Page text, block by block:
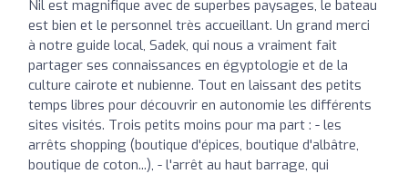
Nil est magnifique avec de superbes paysages, le bateau
est bien et le personnel très accueillant. Un grand merci
à notre guide local, Sadek, qui nous a vraiment fait
partager ses connaissances en égyptologie et de la
culture cairote et nubienne. Tout en laissant des petits
temps libres pour découvrir en autonomie les différents
sites visités. Trois petits moins pour ma part : - les
arrêts shopping (boutique d'épices, boutique d'albâtre,
boutique de coton...), - l'arrêt au haut barrage, qui